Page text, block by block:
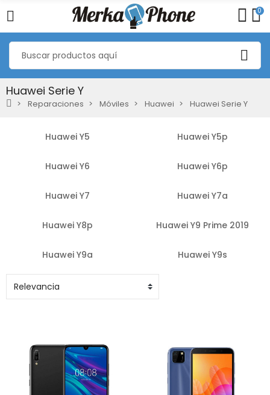
0
Huawei Serie Y
Reparaciones Móviles Huawei Huawei Serie Y
Huawei Y5 Huawei Y5p
Huawei Y6 Huawei Y6p
Huawei Y7 Huawei Y7a
Huawei Y8p Huawei Y9 Prime 2019
Huawei Y9a Huawei Y9s